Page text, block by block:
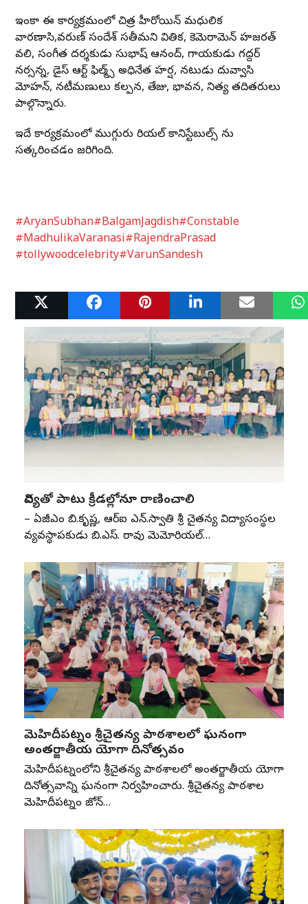
ఇంకా ఈ కార్యక్రమంలో చిత్ర హీరోయిన్ మధులిక
వారణాసి,వరుణ్ సందేశ్ సతీమని వితిక, కెమెరామెన్ హజరత్
వలి, సంగీత దర్శకుడు సుభాష్ ఆనంద్, గాయకుడు గద్దర్
నర్సన్న, డైస్ ఆర్ట్ ఫిల్మ్స్ అధినేత హర్ష, నటుడు దువ్వాసి
మోహన్, నటీమణులు కల్పన, తేజు, భావన, నిత్య తదితరులు
పాల్గొన్నారు.
ఇదే కార్యక్రమంలో ముగ్గురు రియల్ కానిస్టేబుల్స్ ను
సత్కరించడం జరిగింది.
#AryanSubhan#BalgamJagdish#Constable
#MadhulikaVaranasi#RajendraPrasad
#tollywoodcelebrity#VarunSandesh
Related Posts
విద్యతో పాటు క్రీడల్లోనూ రాణించాలి
– ఏజీఎం బి.కృష్ణ, ఆర్‌ఐ ఎన్‌.స్వాతి శ్రీ చైతన్య విద్యాసంస్థల
వ్యవస్థాపకుడు బి.ఎస్‌. రావు మెమోరియల్‌…
మెహిదీపట్నం శ్రీచైతన్య పాఠశాలలో ఘనంగా
అంతర్జాతీయ యోగా దినోత్సవం
మెహిదీపట్నంలోని శ్రీచైతన్య పాఠశాలలో అంతర్జాతీయ యోగా
దినోత్సవాన్ని ఘనంగా నిర్వహించారు. శ్రీచైతన్య పాఠశాల
మెహిదీపట్నం జోన్‌…